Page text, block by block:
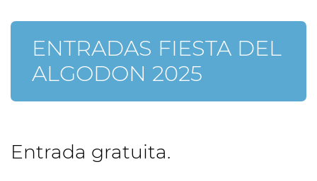
ENTRADAS FIESTA DEL
ALGODON 2025
Entrada gratuita.